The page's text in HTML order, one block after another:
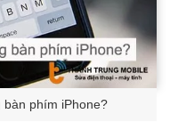
bàn phím iPhone?